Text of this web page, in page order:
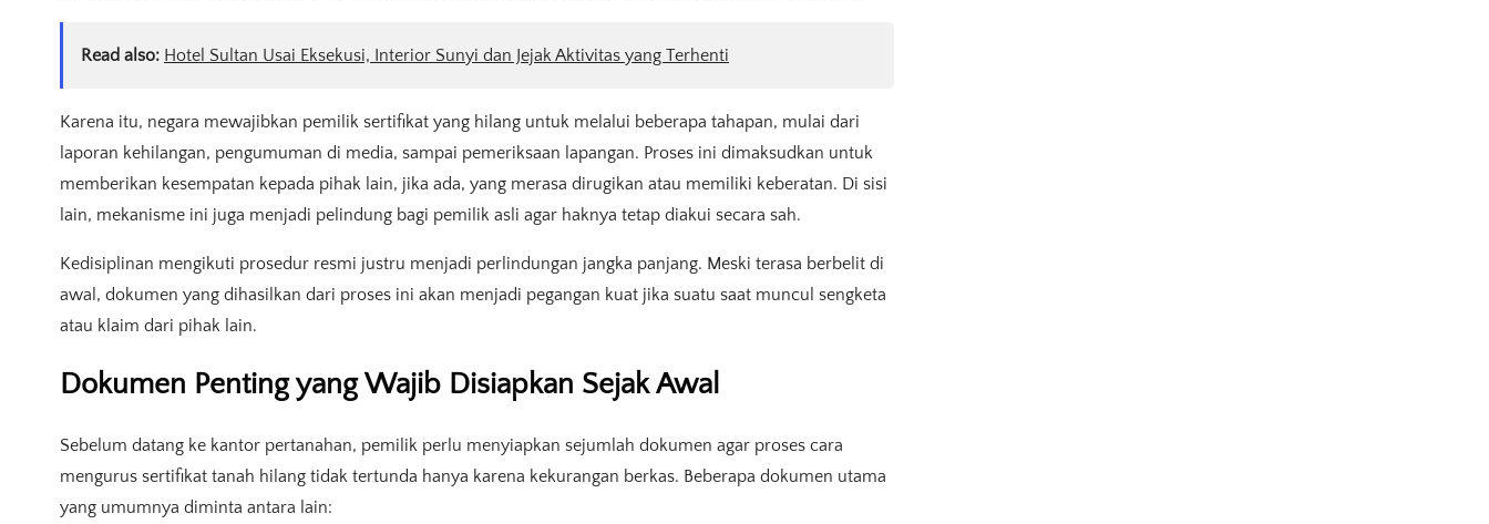
Read also: Hotel Sultan Usai Eksekusi, Interior Sunyi dan Jejak Aktivitas yang Terhenti
Karena itu, negara mewajibkan pemilik sertifikat yang hilang untuk melalui beberapa tahapan, mulai dari
laporan kehilangan, pengumuman di media, sampai pemeriksaan lapangan. Proses ini dimaksudkan untuk
memberikan kesempatan kepada pihak lain, jika ada, yang merasa dirugikan atau memiliki keberatan. Di sisi
lain, mekanisme ini juga menjadi pelindung bagi pemilik asli agar haknya tetap diakui secara sah.
Kedisiplinan mengikuti prosedur resmi justru menjadi perlindungan jangka panjang. Meski terasa berbelit di
awal, dokumen yang dihasilkan dari proses ini akan menjadi pegangan kuat jika suatu saat muncul sengketa
atau klaim dari pihak lain.
Dokumen Penting yang Wajib Disiapkan Sejak Awal
Sebelum datang ke kantor pertanahan, pemilik perlu menyiapkan sejumlah dokumen agar proses cara
mengurus sertifikat tanah hilang tidak tertunda hanya karena kekurangan berkas. Beberapa dokumen utama
yang umumnya diminta antara lain: